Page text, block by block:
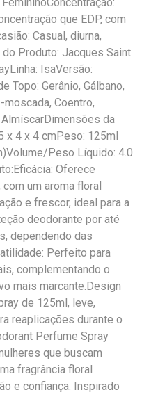
que EDP, com
Casual, diurna,
Produto: Jacques Saint
IsaVersão:
Topo: Gerânio, Gálbano,
Coentro,
AlmíscarDimensões da
x 4 x 4 cmPeso: 125ml
Peso Líquido: 4.0
Oferece
um aroma floral
e frescor, ideal para a
deodorante por até
dependendo das
Perfeito para
complementando o
mais marcante.Design
de 125ml, leve,
reaplicações durante o
Perfume Spray
que buscam
fragrância floral
e confiança. Inspirado